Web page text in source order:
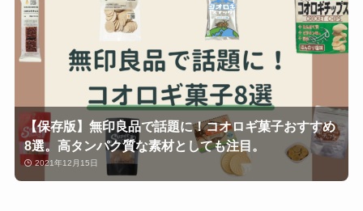
【保存版】無印良品で話題に！コオロギ菓子おすすめ
8選。高タンパク質な素材としても注目。
2021年12月15日